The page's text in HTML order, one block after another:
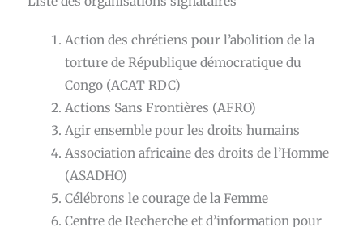
Action des chrétiens pour l’abolition de la
torture de République démocratique du
Congo (ACAT RDC)
Actions Sans Frontières (AFRO)
Agir ensemble pour les droits humains
Association africaine des droits de l’Homme
(ASADHO)
Célébrons le courage de la Femme
Centre de Recherche et d’information pour